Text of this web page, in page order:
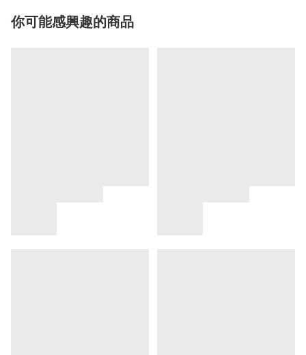
你可能感興趣的商品